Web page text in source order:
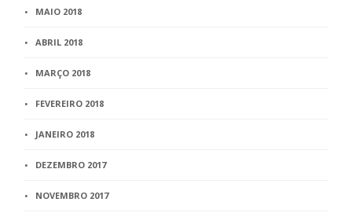
MAIO 2018
ABRIL 2018
MARÇO 2018
FEVEREIRO 2018
JANEIRO 2018
DEZEMBRO 2017
NOVEMBRO 2017